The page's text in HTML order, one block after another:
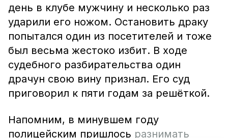
день в клубе мужчину и несколько раз
ударили его ножом. Остановить драку
попытался один из посетителей и тоже
был весьма жестоко избит. В ходе
судебного разбирательства один
драчун свою вину признал. Его суд
приговорил к пяти годам за решёткой.
Напомним, в минувшем году
полицейским пришлось разнимать